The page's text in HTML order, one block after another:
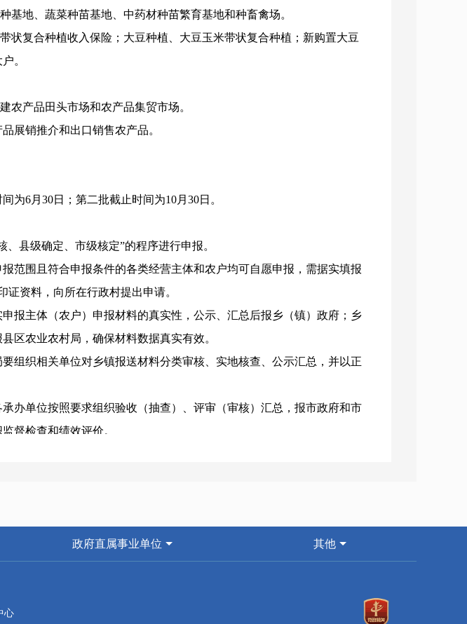
基地、蔬菜种苗基地、中药材种苗繁育基地和种畜禽场。
状复合种植收入保险；大豆种植、大豆玉米带状复合种植；新购置大豆
。
农产品田头市场和农产品集贸市场。
展销推介和出口销售农产品。
为6月30日；第二批截止时间为10月30日。
县级确定、市级核定”的程序进行申报。
报范围且符合申报条件的各类经营主体和农户均可自愿申报，需据实填报
资料，向所在行政村提出申请。
申报主体（农户）申报材料的真实性，公示、汇总后报乡（镇）政府；乡
区农业农村局，确保材料数据真实有效。
要组织相关单位对乡镇报送材料分类审核、实地核查、公示汇总，并以正
承办单位按照要求组织验收（抽查）、评审（审核）汇总，报市政府和市
督检查和绩效评价。
金和政策服务指导，推进产业良性发展。
申报主体的核实确定、补贴资金的验收拨付和监管等工作。
政府直属事业单位 其他
心